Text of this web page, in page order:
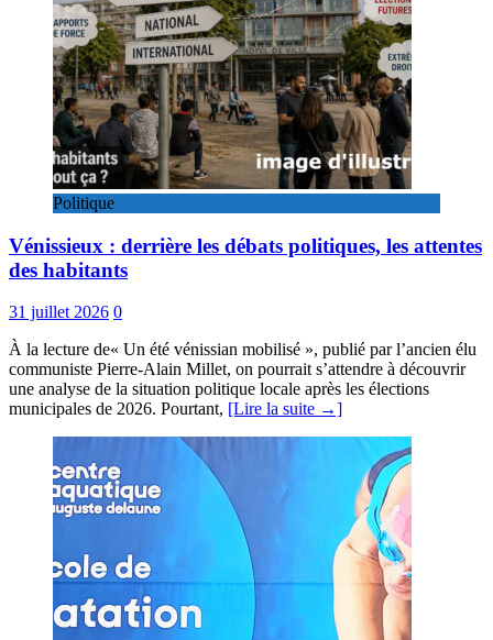
Politique
Vénissieux : derrière les débats politiques, les attentes
des habitants
31 juillet 2026 0
À la lecture de« Un été vénissian mobilisé », publié par l’ancien élu
communiste Pierre-Alain Millet, on pourrait s’attendre à découvrir
une analyse de la situation politique locale après les élections
municipales de 2026. Pourtant, [Lire la suite →]